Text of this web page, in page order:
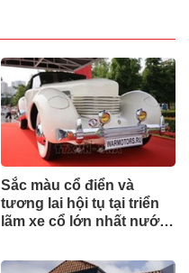
Sắc màu cổ điển và
tương lai hội tụ tại triển
lãm xe cổ lớn nhất nước